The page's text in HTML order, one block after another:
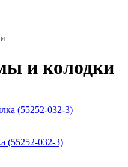
и колодки
(55252-032-3)